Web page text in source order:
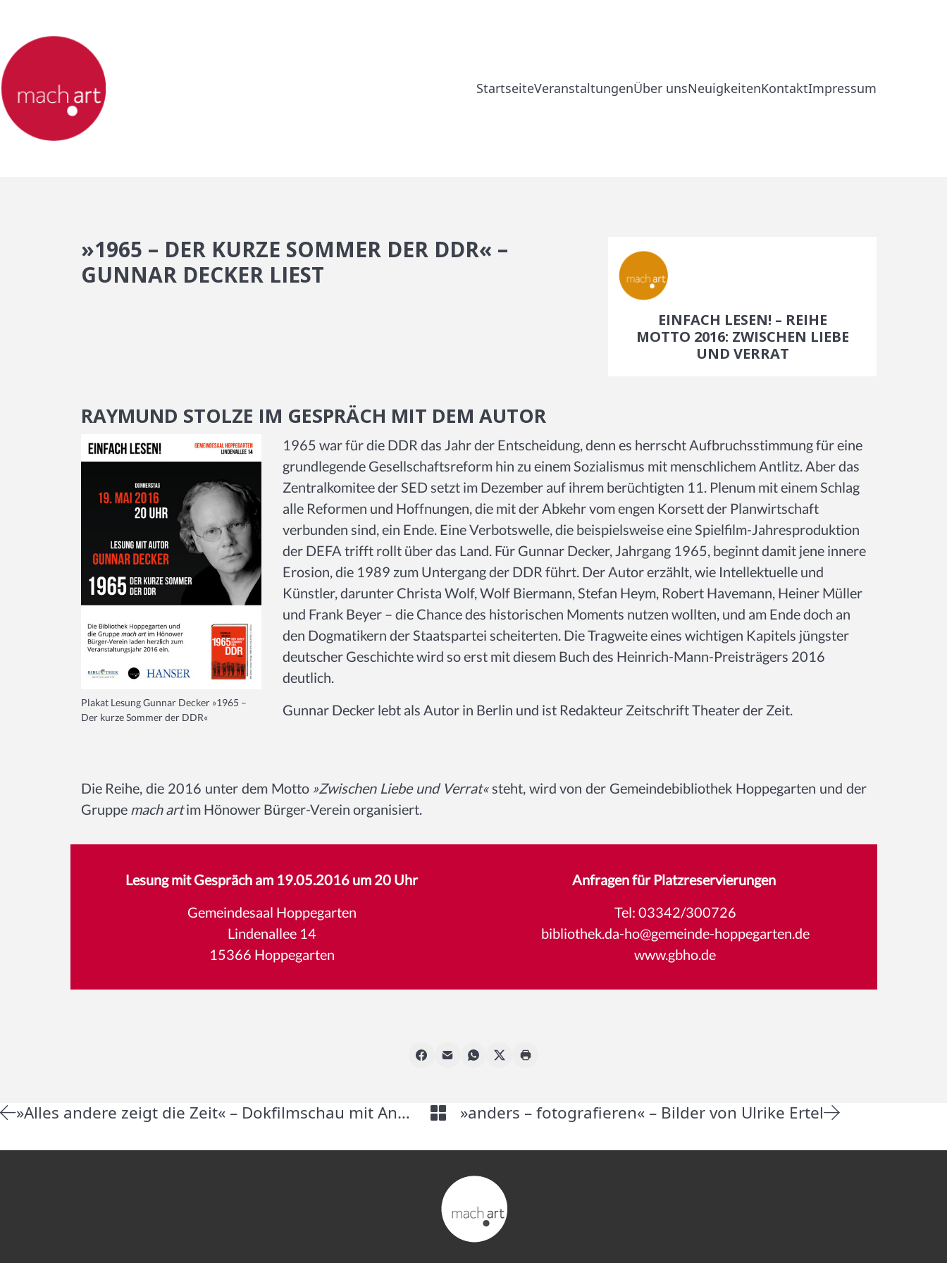
StartseiteVeranstaltungenÜber unsNeuigkeitenKontaktImpressum
»1965 – DER KURZE SOMMER DER DDR« –
GUNNAR DECKER LIEST
EINFACH LESEN! – REIHE
MOTTO 2016: ZWISCHEN LIEBE
UND VERRAT
RAYMUND STOLZE IM GESPRÄCH MIT DEM AUTOR
Plakat Lesung Gunnar Decker »1965 –
Der kurze Sommer der DDR«
1965 war für die DDR das Jahr der Entscheidung, denn es herrscht Aufbruchsstimmung für eine
grundlegende Gesellschaftsreform hin zu einem Sozialismus mit menschlichem Antlitz. Aber das
Zentralkomitee der SED setzt im Dezember auf ihrem berüchtigten 11. Plenum mit einem Schlag
alle Reformen und Hoffnungen, die mit der Abkehr vom engen Korsett der Planwirtschaft
verbunden sind, ein Ende. Eine Verbotswelle, die beispielsweise eine Spielfilm-Jahresproduktion
der DEFA trifft rollt über das Land. Für Gunnar Decker, Jahrgang 1965, beginnt damit jene innere
Erosion, die 1989 zum Untergang der DDR führt. Der Autor erzählt, wie Intellektuelle und
Künstler, darunter Christa Wolf, Wolf Biermann, Stefan Heym, Robert Havemann, Heiner Müller
und Frank Beyer – die Chance des historischen Moments nutzen wollten, und am Ende doch an
den Dogmatikern der Staatspartei scheiterten. Die Tragweite eines wichtigen Kapitels jüngster
deutscher Geschichte wird so erst mit diesem Buch des Heinrich-Mann-Preisträgers 2016
deutlich.
Gunnar Decker lebt als Autor in Berlin und ist Redakteur Zeitschrift Theater der Zeit.
Die Reihe, die 2016 unter dem Motto »Zwischen Liebe und Verrat«steht, wird von der Gemeindebibliothek Hoppegarten und der
Gruppe mach artim Hönower Bürger-Verein organisiert.
Lesung mit Gespräch am 19.05.2016 um 20 Uhr
Gemeindesaal Hoppegarten
Lindenallee 14
15366 Hoppegarten
Anfragen für Platzreservierungen
Tel: 03342/300726
bibliothek.da-ho@gemeinde-hoppegarten.de
www.gbho.de
»anders – fotografieren« – Bilder von Ulrike Ertel
»Alles andere zeigt die Zeit« – Dokfilmschau mit Andreas Voigt